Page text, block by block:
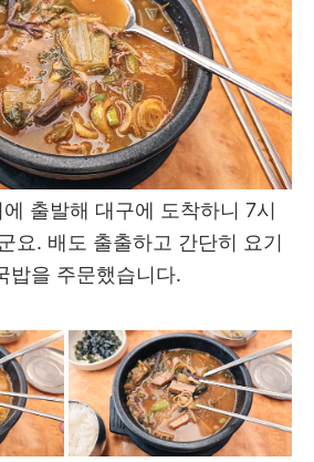
출발해 대구에 도착하니 7시
요. 배도 출출하고 간단히 요기
밥을 주문했습니다.